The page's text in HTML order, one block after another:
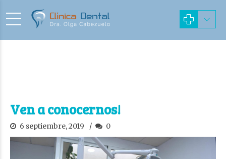
Ven a conocernos!
6 septiembre, 2019 0